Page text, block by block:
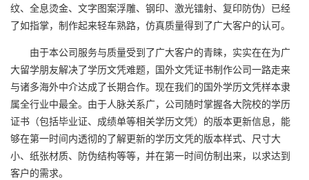
纹、全息烫金、文字图案浮雕、钢印、激光镭射、复印防伪）已经
了如指掌，制作起来轻车熟路，仿真质量得到了广大客户的认可。
由于本公司服务与质量受到了广大客户的青睐，实实在在为广
大留学朋友解决了学历文凭难题，国外文凭证书制作公司一路走来
与诸多海外中介达成了长期合作。现在我们的国外学历文凭样本隶
属全行业中最全。由于人脉关系广，公司随时掌握各大院校的学历
证书（包括毕业证、成绩单等相关学历文凭）的版本更新信息，能
够在第一时间内透彻的了解更新的学历文凭的版本样式、尺寸大
小、纸张材质、防伪结构等等，并在第一时间仿制出来，以求达到
客户的需求。